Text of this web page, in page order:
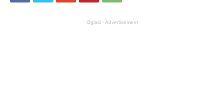
Oglasi - Advertisement